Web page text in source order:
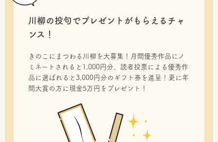
川柳の投句でプレゼントがもらえるチャ
ンス！
きのこにまつわる川柳を大募集！月間優秀作品にノ
ミネートされると1,000円分、読者投票による優秀作
品に選ばれると3,000円分のギフト券を進呈！更に年
間大賞の方に現金5万円をプレゼント！